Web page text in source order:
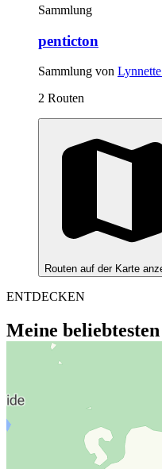
Sammlung
penticton
Sammlung von
2 Routen
Routen auf der Karte
ENTDECKEN
Meine